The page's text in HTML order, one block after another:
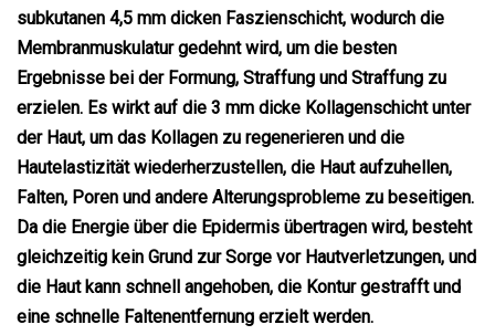
subkutanen 4,5 mm dicken Faszienschicht, wodurch die
Membranmuskulatur gedehnt wird, um die besten
Ergebnisse bei der Formung, Straffung und Straffung zu
erzielen. Es wirkt auf die 3 mm dicke Kollagenschicht unter
der Haut, um das Kollagen zu regenerieren und die
Hautelastizität wiederherzustellen, die Haut aufzuhellen,
Falten, Poren und andere Alterungsprobleme zu beseitigen.
Da die Energie über die Epidermis übertragen wird, besteht
gleichzeitig kein Grund zur Sorge vor Hautverletzungen, und
die Haut kann schnell angehoben, die Kontur gestrafft und
eine schnelle Faltenentfernung erzielt werden.